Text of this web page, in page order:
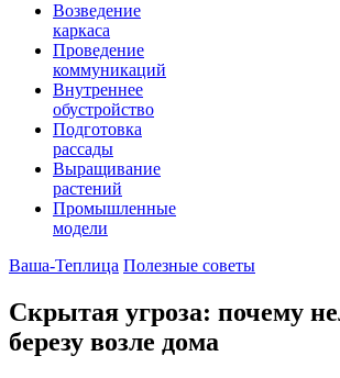
Возведение
каркаса
Проведение
коммуникаций
Внутреннее
обустройство
Подготовка
рассады
Выращивание
растений
Промышленные
модели
Ваша-Теплица Полезные советы
Скрытая угроза: почему
березу возле дома